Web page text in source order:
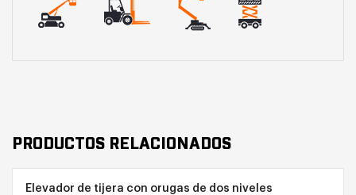
PRODUCTOS RELACIONADOS
Elevador de tijera con orugas de dos niveles